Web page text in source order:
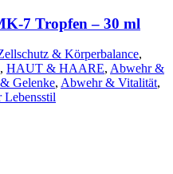
7 Tropfen – 30 ml
& Körperbalance,
, HAUT & HAARE, Abwehr &
Gelenke, Abwehr & Vitalität,
Lebensstil